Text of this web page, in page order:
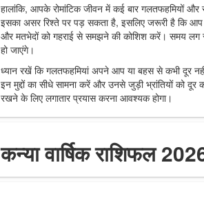
हालांकि, आपके रोमांटिक जीवन में कई बार गलतफहमियों
इसका असर रिश्ते पर पड़ सकता है, इसलिए जरूरी है कि
और मतभेदों को गहराई से समझने की कोशिश करें। समय लग
हो जाएंगे।
ध्यान रखें कि गलतफहमियां अपने आप या बहस से कभी दूर
इन मुद्दों का सीधे सामना करें और उनसे जुड़ी भ्रांतियों को
रखने के लिए लगातार प्रयास करना आवश्यक होगा।
कन्या वार्षिक राशिफल